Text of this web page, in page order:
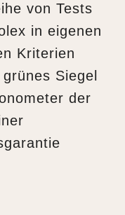
von Tests
in eigenen
Kriterien
Siegel
der